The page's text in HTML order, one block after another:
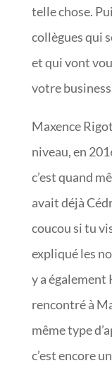
telle chose.
collègues qui
et qui vont
votre
Maxence
niveau, en
c’est quand
avait déjà
coucou si tu
expliqué les
y a également
rencontré à
même type
c’est encore